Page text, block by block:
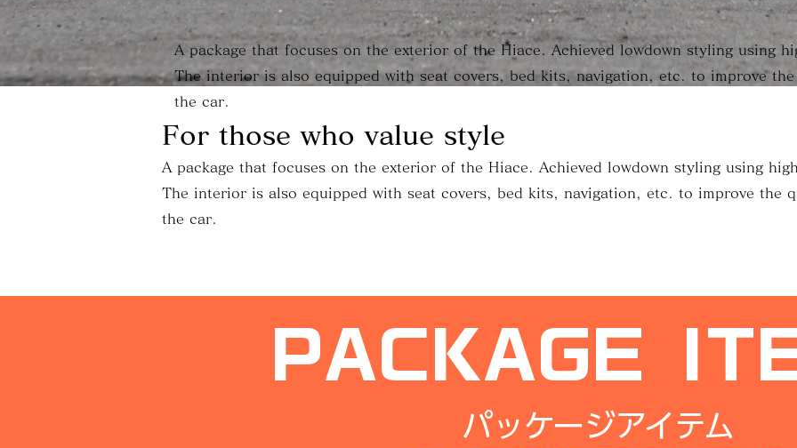
A package that focuses on the exterior of the Hiace. Achieved lowdown styling using
​The interior is also equipped with seat covers, bed kits, navigation, etc. to improve
the car.
For those who value style
A package that focuses on the exterior of the Hiace. Achieved lowdown styling using
​The interior is also equipped with seat covers, bed kits, navigation, etc. to improve the
the car.
PACKAGE
パッケージアイテム